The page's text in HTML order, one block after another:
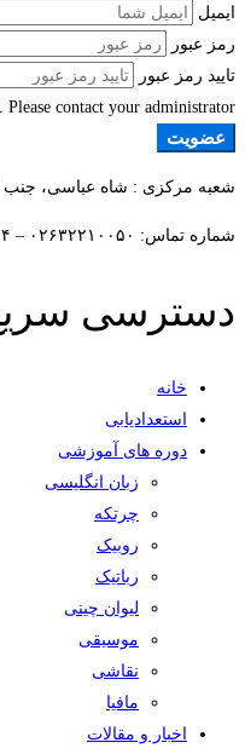
ایمیل
رمز عبور
تایید رمز عبور
contact your administrator.
عضویت
شعبه مرکزی : شاه عباسی، جنب امام
شماره تماس: ۰۲۶۳۲۲۱۰۰۵۰ – ۰۹۱۲۰۸۳۴۵۶۴
دسترسی
خانه
استعدادیابی
دوره های آموزشی
زبان انگلیسی
چرتکه
روبیک
رباتیک
لیوان چینی
موسیقی
نقاشی
مافیا
اخبار و مقالات